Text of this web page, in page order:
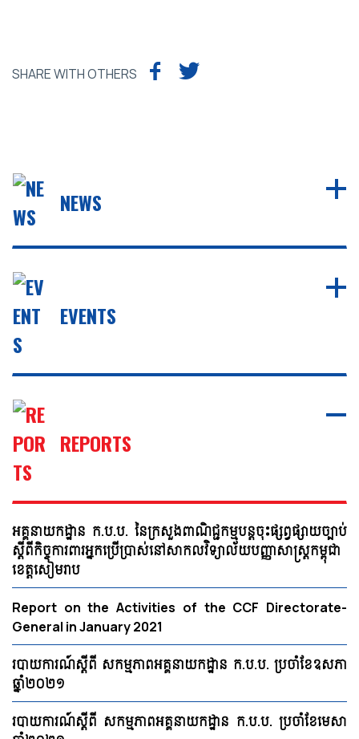
SHARE WITH OTHERS
NEWS
EVENTS
REPORTS
អគ្គនាយកដ្ឋាន ក.ប.ប. នៃក្រសួងពាណិជ្ជកម្មបន្តចុះផ្សព្វផ្សាយច្បាប់
ស្ដីពីកិច្ចការពារអ្នកប្រើប្រាស់នៅសាកលវិទ្យាល័យបញ្ញាសាស្ត្រកម្ពុជា
ខេត្តសៀមរាប
Report on the Activities of the CCF Directorate-
General in January 2021
របាយការណ៍ស្ដីពី សកម្មភាពអគ្គនាយកដ្ឋាន ក.ប.ប. ប្រចាំខែឧសភា
ឆ្នាំ២០២១
របាយការណ៍ស្ដីពី សកម្មភាពអគ្គនាយកដ្ឋាន ក.ប.ប. ប្រចាំខែមេសា